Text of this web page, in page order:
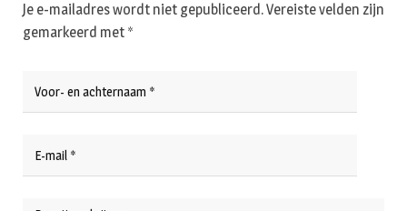
Je e-mailadres wordt niet gepubliceerd.Vereiste velden zijn
gemarkeerd met *